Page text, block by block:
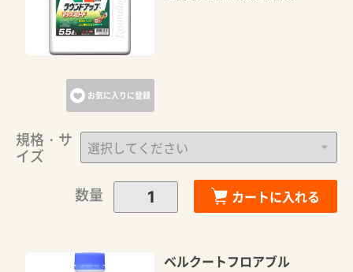
お気に入りに登録
規格・サ
イズ
数量
カートに入れる
ベルクートフロアブル